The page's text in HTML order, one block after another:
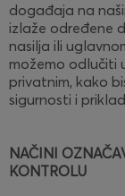
događaja na
izlaže određene
nasilja ili
možemo odlučiti
privatnim, kako
sigurnosti i
NAČINI
KONTROLU